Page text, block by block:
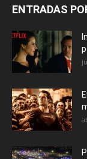
ENTRADAS